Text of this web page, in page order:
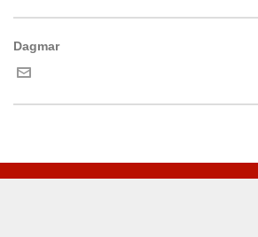
Dagmar